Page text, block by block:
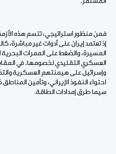
فمن منظور استراتيجي، تتسم هذه
إذ تعتمد إيران على أدوات غير مباشرة،
المسيرة، والضغط على الممرات
العسكري التقليدي لخصومها. في
وإسرائيل على هيمنتهم العسكرية
احتواء النفوذ الإيراني، وتأمين المناطق
سيما طرق إمدادات الطاقة.